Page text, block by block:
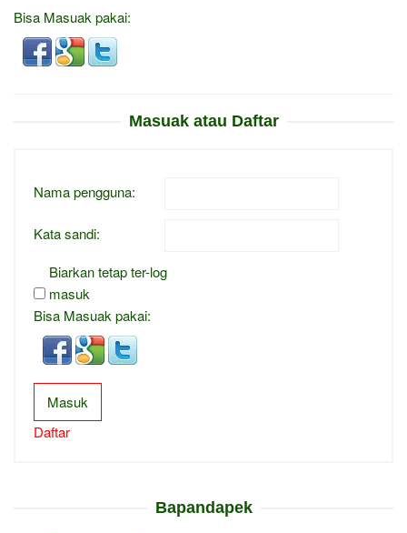
Bisa Masuak pakai:
Masuak atau Daftar
Nama pengguna:
Kata sandi:
Biarkan tetap ter-log
masuk
Bisa Masuak pakai:
Masuk
Daftar
Bapandapek